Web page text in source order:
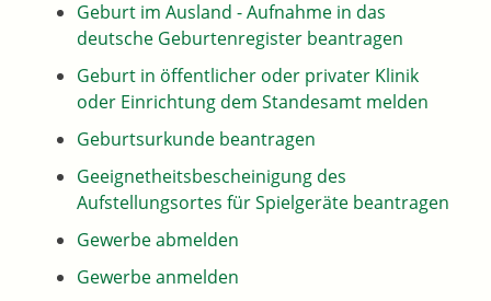
Geburt im Ausland - Aufnahme in das
deutsche Geburtenregister beantragen
Geburt in öffentlicher oder privater Klinik
oder Einrichtung dem Standesamt melden
Geburtsurkunde beantragen
Geeignetheitsbescheinigung des
Aufstellungsortes für Spielgeräte beantragen
Gewerbe abmelden
Gewerbe anmelden